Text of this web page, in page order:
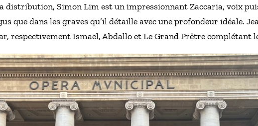
distribution, Simon Lim est un impressionnant Zaccaria, voix
que dans les graves qu’il détaille avec une profondeur idéale.
respectivement Ismaël, Abdallo et Le Grand Prêtre complétant